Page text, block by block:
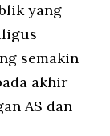
yang
semakin
akhir
AS dan